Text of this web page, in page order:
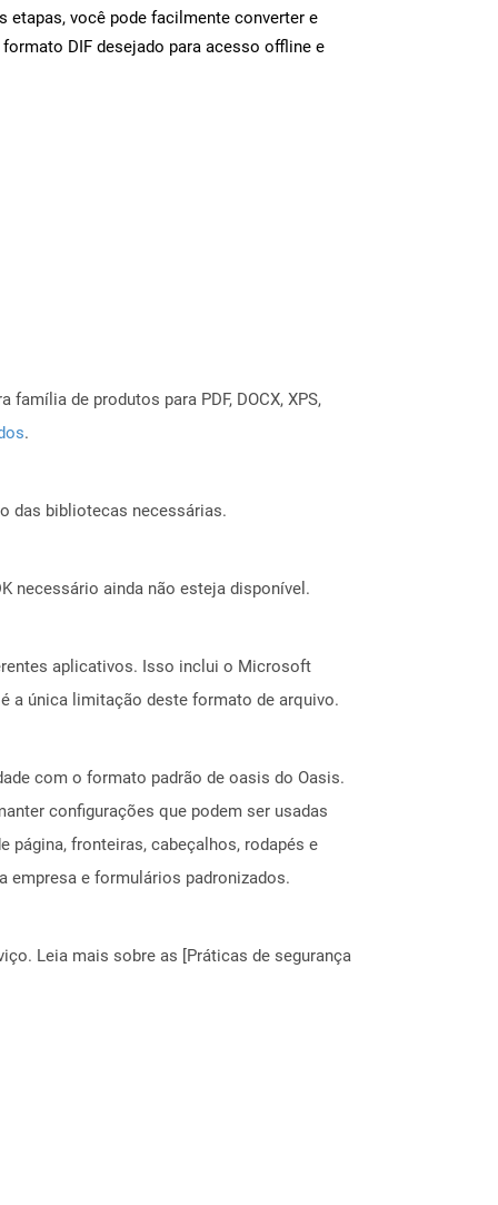
etapas, você pode facilmente converter e
DIF desejado para acesso offline e
de produtos para PDF, DOCX, XPS,
.
das bibliotecas necessárias.
necessário ainda não esteja disponível.
aplicativos. Isso inclui o Microsoft
a única limitação deste formato de arquivo.
com o formato padrão de oasis do Oasis.
configurações que podem ser usadas
página, fronteiras, cabeçalhos, rodapés e
empresa e formulários padronizados.
Leia mais sobre as [Práticas de segurança